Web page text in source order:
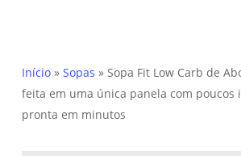
Início» Sopas » Sopa Fit Low Carb de
feita em uma única panela com poucos
pronta em minutos